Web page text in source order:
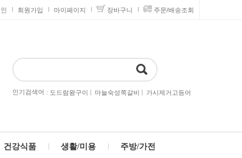
회원가입 마이페이지 장바구니 주문/배송조회
인기검색어 : 도드람왕구이 | 마늘숙성쪽갈비 | 가시제거고등어
건강식품 생활/미용 주방/가전